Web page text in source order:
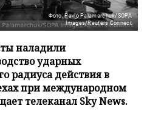
Фото: Pavlo Palamarchuk/SOPA
Images/Reuters Connect
наладили
ударных
радиуса действия в
при международном
телеканал Sky News.